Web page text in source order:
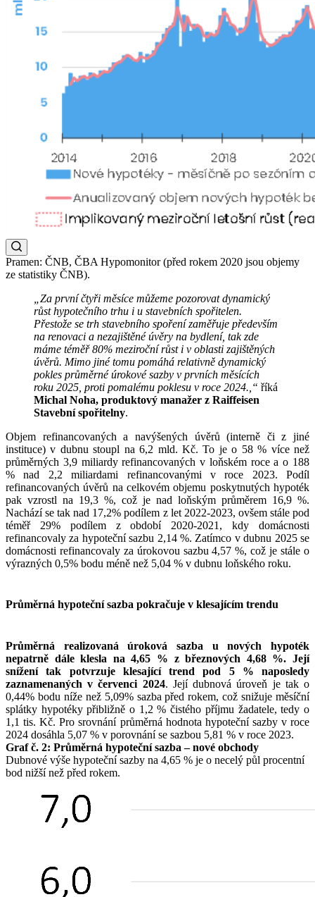
Pramen: ČNB, ČBA Hypomonitor (před rokem 2020 jsou objemy
ze statistiky ČNB).
„Za první čtyři měsíce můžeme pozorovat dynamický
růst hypotečního trhu i u stavebních spořitelen.
Přestože se trh stavebního spoření zaměřuje především
na renovaci a nezajištěné úvěry na bydlení, tak zde
máme téměř 80% meziroční růst i v oblasti zajištěných
úvěrů. Mimo jiné tomu pomáhá relativně dynamický
pokles průměrné úrokové sazby v prvních měsících
roku 2025, proti pomalému poklesu v roce 2024.,“ říká
Michal Noha, produktový manažer z Raiffeisen
Stavební spořitelny.
Objem refinancovaných a navýšených úvěrů (interně či z jiné
instituce) v dubnu stoupl na 6,2 mld. Kč. To je o 58 % více než
průměrných 3,9 miliardy refinancovaných v loňském roce a o 188
% nad 2,2 miliardami refinancovanými v roce 2023. Podíl
refinancovaných úvěrů na celkovém objemu poskytnutých hypoték
pak vzrostl na 19,3 %, což je nad loňským průměrem 16,9 %.
Nachází se tak nad 17,2% podílem z let 2022-2023, ovšem stále pod
téměř 29% podílem z období 2020-2021, kdy domácnosti
refinancovaly za hypoteční sazbu 2,14 %. Zatímco v dubnu 2025 se
domácnosti refinancovaly za úrokovou sazbu 4,57 %, což je stále o
výrazných 0,5% bodu méně než 5,04 % v dubnu loňského roku.
Průměrná hypoteční sazba pokračuje v klesajícím trendu
Průměrná realizovaná úroková sazba u nových hypoték
nepatrně dále klesla na 4,65 % z březnových 4,68 %. Její
snížení tak potvrzuje klesající trend pod 5 % naposledy
zaznamenaných v červenci 2024. Její dubnová úroveň je tak o
0,44% bodu níže než 5,09% sazba před rokem, což snižuje měsíční
splátky hypotéky přibližně o 1,2 % čistého příjmu žadatele, tedy o
1,1 tis. Kč. Pro srovnání průměrná hodnota hypoteční sazby v roce
2024 dosáhla 5,07 % v porovnání se sazbou 5,81 % v roce 2023.
Graf č. 2: Průměrná hypoteční sazba – nové obchody
Dubnové výše hypoteční sazby na 4,65 % je o necelý půl procentní
bod nižší než před rokem.